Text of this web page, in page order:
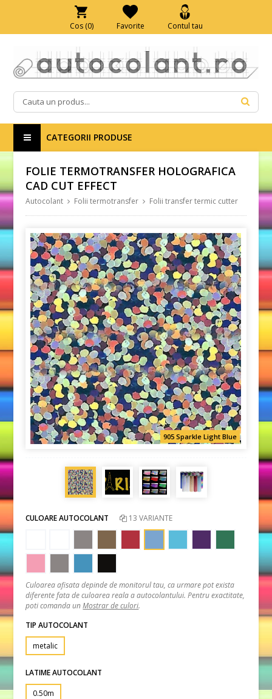
Cos (0) Favorite Contul tau
CATEGORII PRODUSE
FOLIE TERMOTRANSFER HOLOGRAFICA
CAD CUT EFFECT
Autocolant Folii termotransfer Folii transfer termic cutter
905 Sparkle Light Blue
CULOARE AUTOCOLANT 13 VARIANTE
Culoarea afisata depinde de monitorul tau, ca urmare pot exista
diferente fata de culoarea reala a autocolantului. Pentru exactitate,
poti comanda unMostrar de culori.
TIP AUTOCOLANT
metalic
LATIME AUTOCOLANT
0.50m